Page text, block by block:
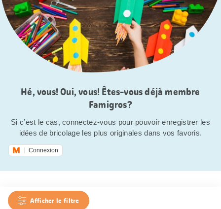
Hé, vous! Oui, vous! Êtes-vous déjà membre
Famigros?
Si c’est le cas, connectez-vous pour pouvoir enregistrer les
idées de bricolage les plus originales dans vos favoris.
Connexion
Afficher le filtre